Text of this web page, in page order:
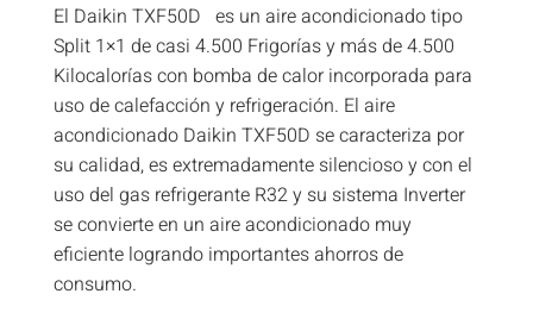
El Daikin TXF50D es un aire acondicionado tipo
Split 1×1 de casi 4.500 Frigorías y más de 4.500
Kilocalorías con bomba de calor incorporada para
uso de calefacción y refrigeración. El aire
acondicionado Daikin TXF50D se caracteriza por
su calidad, es extremadamente silencioso y con el
uso del gas refrigerante R32 y su sistema Inverter
se convierte en un aire acondicionado muy
eficiente logrando importantes ahorros de
consumo.